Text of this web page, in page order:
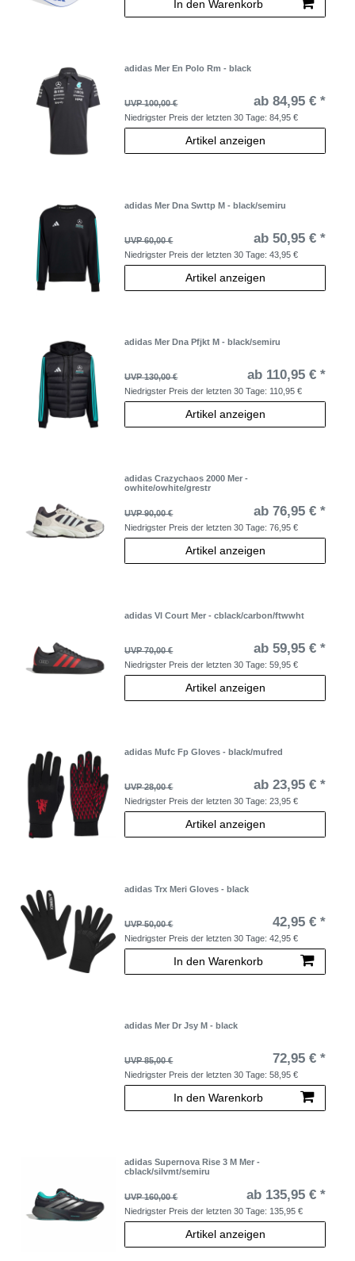
In den Warenkorb
adidas Mer En Polo Rm - black
UVP 100,00 € ab 84,95 € *
Niedrigster Preis der letzten 30 Tage:84,95 €
Artikel anzeigen
adidas Mer Dna Swttp M - black/semiru
UVP 60,00 € ab 50,95 € *
Niedrigster Preis der letzten 30 Tage:43,95 €
Artikel anzeigen
adidas Mer Dna Pfjkt M - black/semiru
UVP 130,00 € ab 110,95 € *
Niedrigster Preis der letzten 30 Tage: 110,95 €
Artikel anzeigen
adidas Crazychaos 2000 Mer -
owhite/owhite/grestr
UVP 90,00 € ab 76,95 € *
Niedrigster Preis der letzten 30 Tage:76,95 €
Artikel anzeigen
adidas Vl Court Mer - cblack/carbon/ftwwht
UVP 70,00 € ab 59,95 € *
Niedrigster Preis der letzten 30 Tage:59,95 €
Artikel anzeigen
adidas Mufc Fp Gloves - black/mufred
UVP 28,00 € ab 23,95 € *
Niedrigster Preis der letzten 30 Tage:23,95 €
Artikel anzeigen
adidas Trx Meri Gloves - black
UVP 50,00 € 42,95 € *
Niedrigster Preis der letzten 30 Tage:42,95 €
In den Warenkorb
adidas Mer Dr Jsy M - black
UVP 85,00 € 72,95 € *
Niedrigster Preis der letzten 30 Tage:58,95 €
In den Warenkorb
adidas Supernova Rise 3 M Mer -
cblack/silvmt/semiru
UVP 160,00 € ab 135,95 € *
Niedrigster Preis der letzten 30 Tage: 135,95 €
Artikel anzeigen